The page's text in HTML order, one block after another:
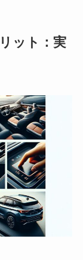
ット：実